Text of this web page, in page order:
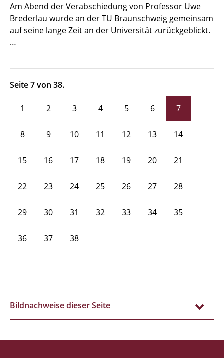
Am Abend der Verabschiedung von Professor Uwe
Brederlau wurde an der TU Braunschweig gemeinsam
auf seine lange Zeit an der Universität zurückgeblickt.
…
Seite 7 von 38.
1 2 3 4 5 6 7
8 9 10 11 12 13 14
15 16 17 18 19 20 21
22 23 24 25 26 27 28
29 30 31 32 33 34 35
36 37 38
Bildnachweise dieser Seite